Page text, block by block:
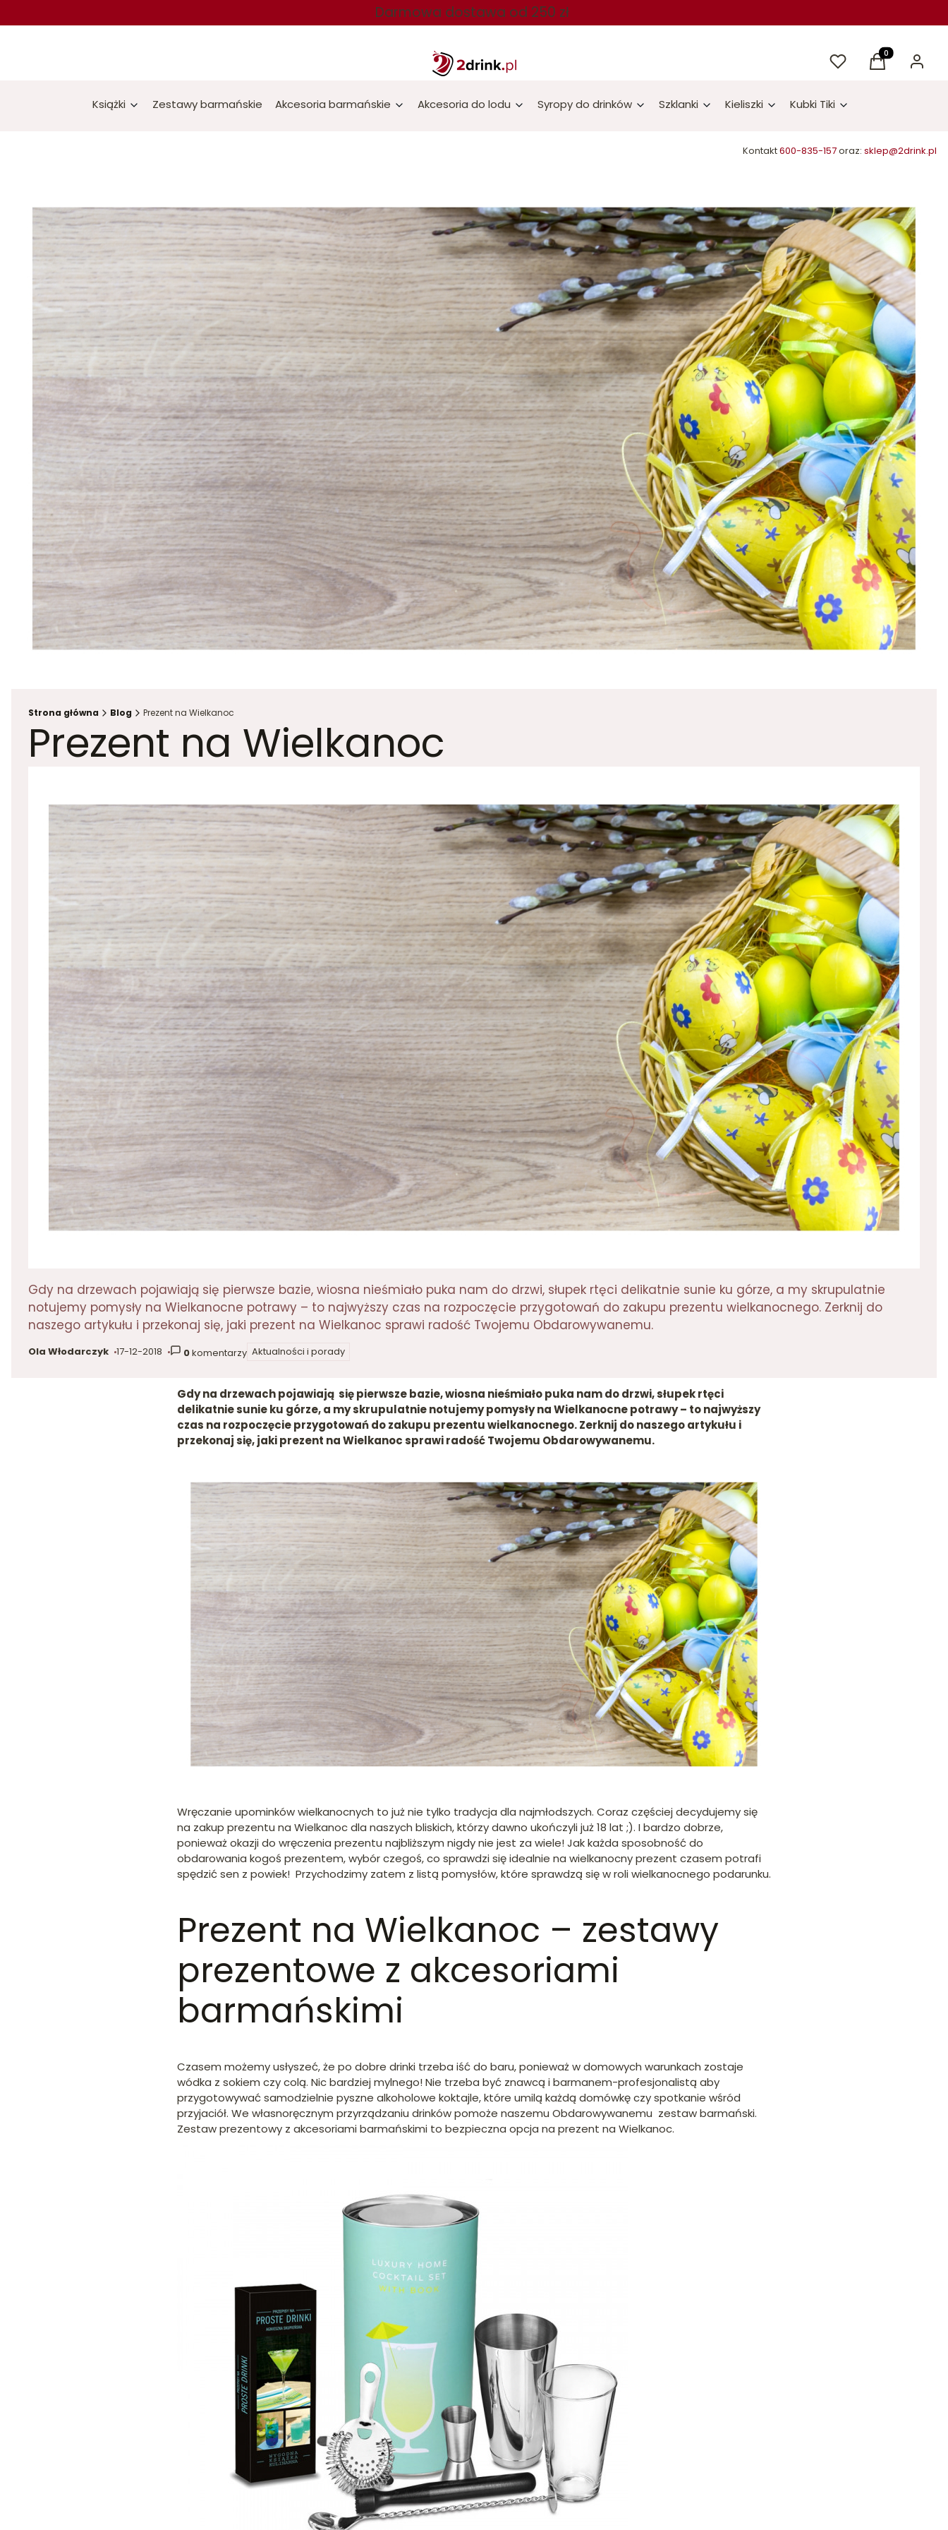
Darmowa dostawa od 250 zł
UlubioneProdukty w
Koszyk Zaloguj
Książki Zestawy barmańskie Akcesoria barmańskie Akcesoria do lodu Syropy do drinków Szklanki Kieliszki Kubki Tiki
Kontakt600-835-157oraz: sklep@2drink.pl
Strona główna Blog Prezent na Wielkanoc
Prezent na Wielkanoc
Gdy na drzewach pojawiają się pierwsze bazie, wiosna nieśmiało puka nam do drzwi, słupek rtęci delikatnie sunie ku górze, a my skrupulatnie
notujemy pomysły na Wielkanocne potrawy – to najwyższy czas na rozpoczęcie przygotowań do zakupu prezentu wielkanocnego. Zerknij do
naszego artykułu i przekonaj się, jaki prezent na Wielkanoc sprawi radość Twojemu Obdarowywanemu.
autor:
Ola Włodarczyk dodano:
17-12-2018 0komentarzyw kategorii
Aktualności i porady
Gdy na drzewach pojawiają się pierwsze bazie, wiosna nieśmiało puka nam do drzwi, słupek rtęci
delikatnie sunie ku górze, a my skrupulatnie notujemy pomysły na Wielkanocne potrawy – to najwyższy
czas na rozpoczęcie przygotowań do zakupu prezentu wielkanocnego. Zerknij do naszego artykułu i
przekonaj się, jaki prezent na Wielkanoc sprawi radość Twojemu Obdarowywanemu.
Wręczanie upominków wielkanocnych to już nie tylko tradycja dla najmłodszych. Coraz częściej decydujemy się
na zakup prezentu na Wielkanoc dla naszych bliskich, którzy dawno ukończyli już 18 lat ;). I bardzo dobrze,
ponieważ okazji do wręczenia prezentu najbliższym nigdy nie jest za wiele! Jak każda sposobność do
obdarowania kogoś prezentem, wybór czegoś, co sprawdzi się idealnie na wielkanocny prezent czasem potrafi
spędzić sen z powiek! Przychodzimy zatem z listą pomysłów, które sprawdzą się w roli wielkanocnego podarunku.
Prezent na Wielkanoc – zestawy
prezentowe z akcesoriami
barmańskimi
Czasem możemy usłyszeć, że po dobre drinki trzeba iść do baru, ponieważ w domowych warunkach zostaje
wódka z sokiem czy colą. Nic bardziej mylnego! Nie trzeba być znawcą i barmanem-profesjonalistą aby
przygotowywać samodzielnie pyszne alkoholowe koktajle, które umilą każdą domówkę czy spotkanie wśród
przyjaciół. We własnoręcznym przyrządzaniu drinków pomoże naszemu Obdarowywanemu zestaw barmański.
Zestaw prezentowy z akcesoriami barmańskimi to bezpieczna opcja na prezent na Wielkanoc.